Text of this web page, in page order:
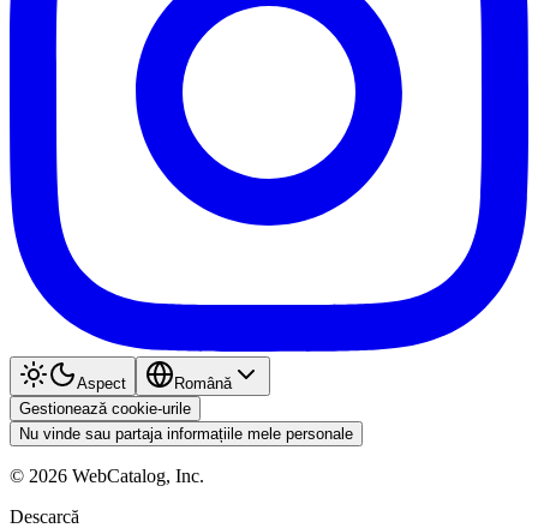
Aspect
Română
Gestionează cookie-urile
Nu vinde sau partaja informațiile mele personale
© 2026 WebCatalog, Inc.
Descarcă